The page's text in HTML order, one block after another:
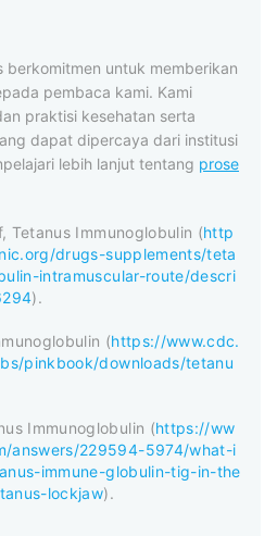
berkomitmen untuk memberikan
pembaca kami. Kami
praktisi kesehatan serta
dapat dipercaya dari institusi
lebih lanjut tentang prose
Tetanus Immunoglobulin (http
drugs-supplements/teta
intramuscular-route/descri
).
(https://www.cdc.
pinkbook/downloads/tetanu
Immunoglobulin (https://ww
answers/229594-5974/what-i
immune-globulin-tig-in-the
lockjaw).